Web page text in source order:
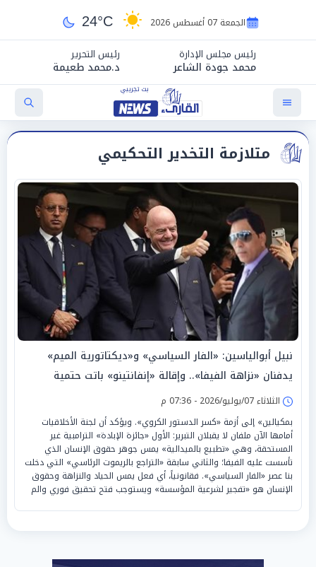
الجمعة 07 أغسطس 2026 24°C
رئيس مجلس الإدارة
محمد جودة الشاعر
رئيس التحرير
د.محمد طعيمة
متلازمة التخدير التحكيمي
نبيل أبوالياسين: «الفار السياسي» و«ديكتاتورية الميم»
يدفنان «نزاهة الفيفا».. وإقالة «إنفانتينو» باتت حتمية
الثلاثاء 07/يوليو/2026 - 07:36 م
بمكيالين» إلى أزمة «كسر الدستور الكروي». ويؤكد أن لجنة الأخلاقيات
أمامها الآن ملفان لا يقبلان التبرير: الأول «جائزة الإبادة» الترامبية غير
المستحقة، وهي «تطبيع بالميدالية» يمس جوهر حقوق الإنسان الذي
تأسست عليه الفيفا؛ والثاني سابقة «التراجع بالريموت الرئاسي» التي دخلت
بنا عصر «الفار السياسي». فقانونياً، أي فعل يمس الحياد والنزاهة وحقوق
الإنسان هو «تفجير لشرعية المؤسسة» ويستوجب فتح تحقيق فوري والم